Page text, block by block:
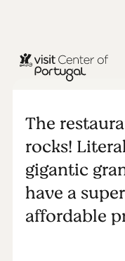
RÉSTAURANT/BAR
The
rocks!
gigantic
have a
affordable